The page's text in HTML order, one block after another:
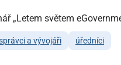
„Letem světem
a vývojáři úředníci